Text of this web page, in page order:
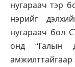
нугараач тэр
нэрийг
нугараач бол
онд “Галын
амжилттайгаар